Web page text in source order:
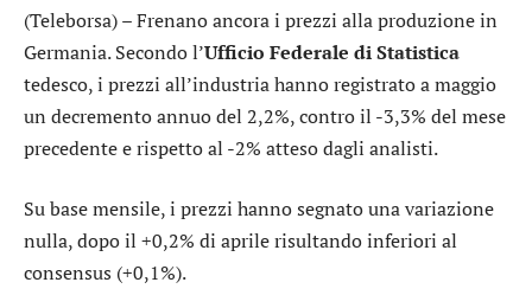
(Teleborsa) – Frenano ancora i prezzi alla produzione in
Germania. Secondo l’Ufficio Federale di Statistica
tedesco, i prezzi all’industria hanno registrato a maggio
un decremento annuo del 2,2%, contro il -3,3% del mese
precedente e rispetto al -2% atteso dagli analisti.
Su base mensile, i prezzi hanno segnato una variazione
nulla, dopo il +0,2% di aprile risultando inferiori al
consensus (+0,1%).